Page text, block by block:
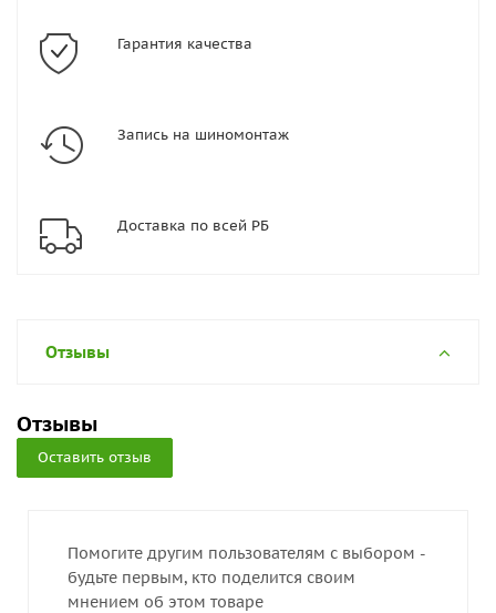
Гарантия качества
Запись на шиномонтаж
Доставка по всей РБ
Отзывы
Отзывы
Оставить отзыв
Помогите другим пользователям с выбором -
будьте первым, кто поделится своим
мнением об этом товаре